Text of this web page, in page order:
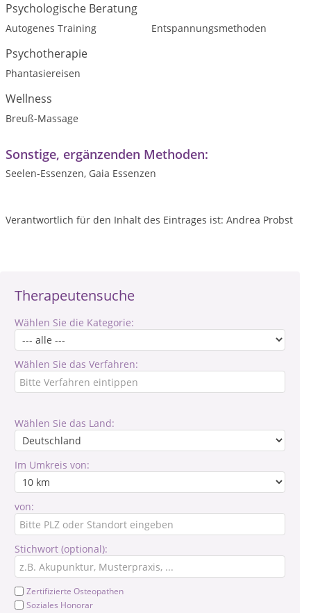
Therapeutensuche
Wählen Sie die Kategorie:
Wählen Sie das Verfahren:
Wählen Sie das Land:
Im Umkreis von:
von:
Stichwort (optional):
Zertifizierte Osteopathen
Soziales Honorar
Psychologische Beratung
Autogenes Training Entspannungsmethoden
Psychotherapie
Phantasiereisen
Wellness
Breuß-Massage
Sonstige, ergänzenden Methoden:
Seelen-Essenzen, Gaia Essenzen
Verantwortlich für den Inhalt des Eintrages ist: Andrea Probst